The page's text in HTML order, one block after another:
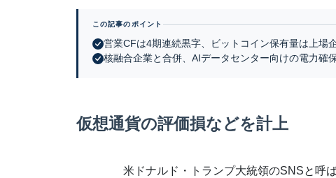
この記事のポイント
営業CFは4期連続黒字、ビットコイン保有量は上場
核融合企業と合併、AIデータセンター向けの電力確
仮想通貨の評価損などを計上
米ドナルド・トランプ大統領のSNSと呼